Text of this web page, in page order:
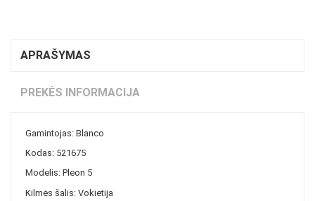
APRAŠYMAS
PREKĖS INFORMACIJA
Gamintojas: Blanco
Kodas: 521675
Modelis: Pleon 5
Kilmės šalis: Vokietija